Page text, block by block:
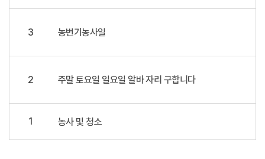
3 농번기농사일
2 주말 토요일 일요일 알바 자리 구합니다
1 농사 및 청소